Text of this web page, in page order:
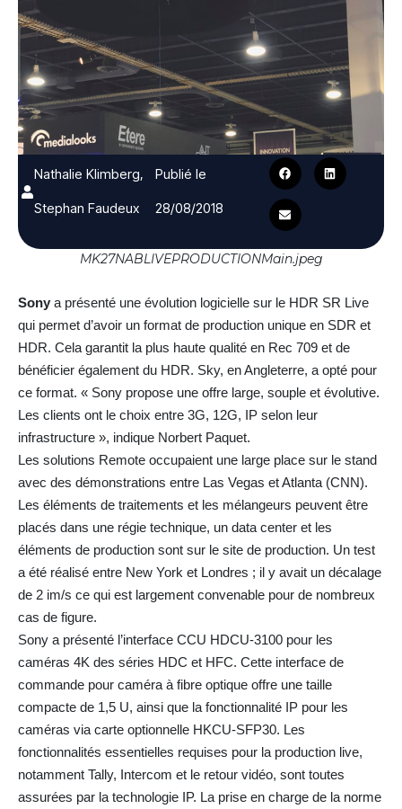
Nathalie Klimberg,
Stephan Faudeux
Publié le
28/08/2018
MK27NABLIVEPRODUCTIONMain.jpeg
Sony a présenté une évolution logicielle sur le HDR SR Live
qui permet d’avoir un format de production unique en SDR et
HDR. Cela garantit la plus haute qualité en Rec 709 et de
bénéficier également du HDR. Sky, en Angleterre, a opté pour
ce format. « Sony propose une offre large, souple et évolutive.
Les clients ont le choix entre 3G, 12G, IP selon leur
infrastructure », indique Norbert Paquet.
Les solutions Remote occupaient une large place sur le stand
avec des démonstrations entre Las Vegas et Atlanta (CNN).
Les éléments de traitements et les mélangeurs peuvent être
placés dans une régie technique, un data center et les
éléments de production sont sur le site de production. Un test
a été réalisé entre New York et Londres ; il y avait un décalage
de 2 im/s ce qui est largement convenable pour de nombreux
cas de figure.
Sony a présenté l’interface CCU HDCU-3100 pour les
caméras 4K des séries HDC et HFC. Cette interface de
commande pour caméra à fibre optique offre une taille
compacte de 1,5 U, ainsi que la fonctionnalité IP pour les
caméras via carte optionnelle HKCU-SFP30. Les
fonctionnalités essentielles requises pour la production live,
notamment Tally, Intercom et le retour vidéo, sont toutes
assurées par la technologie IP. La prise en charge de la norme